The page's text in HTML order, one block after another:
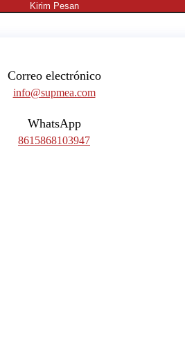
Kirim Pesan
Correo electrónico
info@supmea.com
WhatsApp
8615868103947